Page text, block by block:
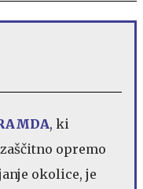
, ki
opremo
okolice, je